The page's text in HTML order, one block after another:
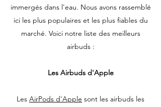
immergés dans l'eau. Nous avons rassemblé
ici les plus populaires et les plus fiables du
marché. Voici notre liste des meilleurs
airbuds :
Les Airbuds d'Apple
Les AirPods d'Apple sont les airbuds les